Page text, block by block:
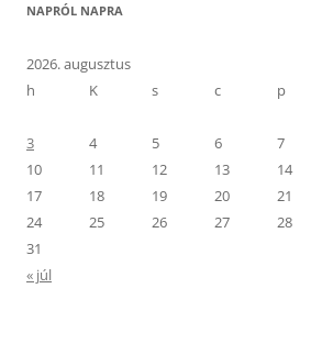
NAPRÓL NAPRA
2026. augusztus
h
K s c p
3
4 5 6 7
10
11 12 13 14
17
18 19 20 21
24
25 26 27 28
31
« júl